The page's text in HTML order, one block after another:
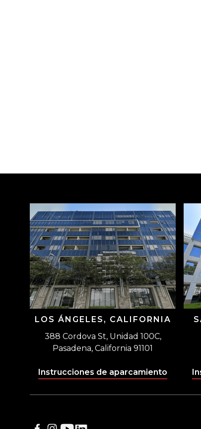
LOS ÁNGELES, CALIFORNIA
388 Cordova St, Unidad 100C,
Pasadena, California 91101
Instrucciones de aparcamiento